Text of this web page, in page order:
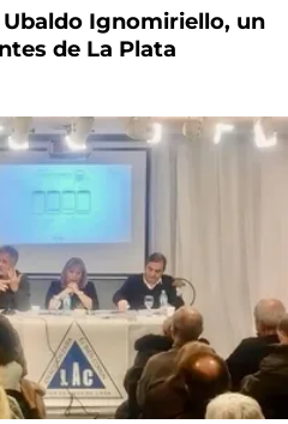
Ignomiriello, un
de La Plata